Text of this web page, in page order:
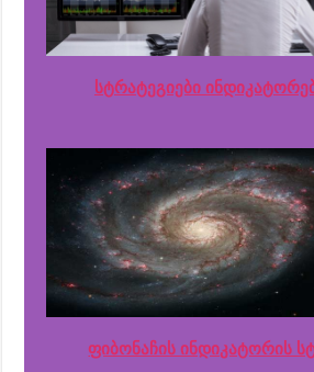
სტრატეგიები
ფიბონაჩის ინდიკატორის